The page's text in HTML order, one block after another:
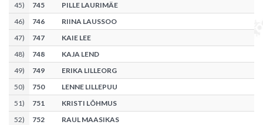
45) 745
PILLE LAURIMÄE
46) 746
RIINA LAUSSOO
47) 747
KAIE LEE
48) 748
KAJA LEND
49) 749
ERIKA LILLEORG
50) 750
LENNE LILLEPUU
51) 751
KRISTI LÕHMUS
52) 752
RAUL MAASIKAS